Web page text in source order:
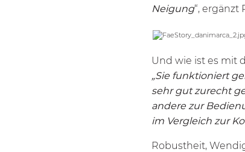
Neigung“, ergänzt
Und wie ist es mit
„Sie funktioniert
sehr gut zurecht
andere zur
im Vergleich zur
Robustheit,